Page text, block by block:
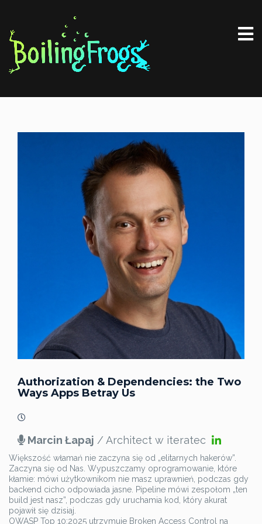
Authorization & Dependencies: the Two
Ways Apps Betray Us
Marcin Łapaj / Architect w iteratec
Większość włamań nie zaczyna się od „elitarnych hakerów”.
Zaczyna się od Nas. Wypuszczamy oprogramowanie, które
kłamie: mówi użytkownikom nie masz uprawnień, podczas gdy
backend cicho odpowiada jasne. Pipeline mówi zespołom „ten
build jest nasz”, podczas gdy uruchamia kod, który akurat
pojawił się dzisiaj.
OWASP Top 10:2025 utrzymuje Broken Access Control na